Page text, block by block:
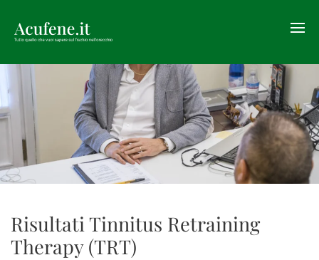
Risultati Tinnitus Retraining
Therapy (TRT)